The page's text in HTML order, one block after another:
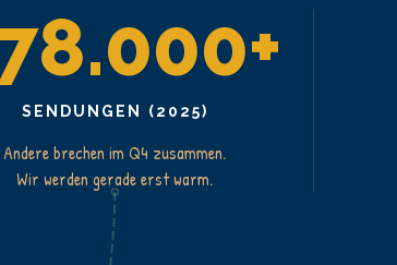
SENDUNGEN (2025)
Andere brechen im Q4 zusammen.
Wir werden gerade erst warm.